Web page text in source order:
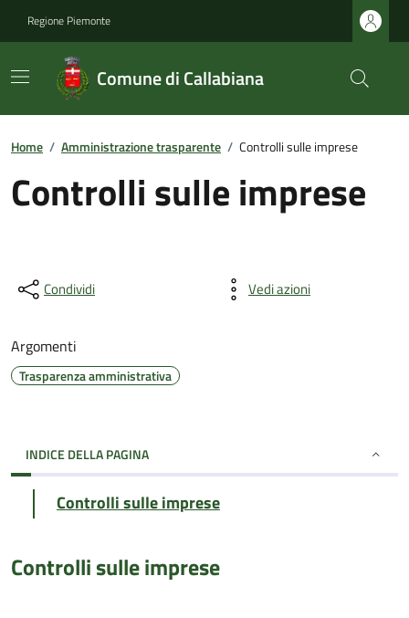
Regione Piemonte
Comune di Callabiana
Home / Amministrazione trasparente / Controlli sulle imprese
Controlli sulle imprese
Condividi Vedi azioni
Argomenti
Trasparenza amministrativa
INDICE DELLA PAGINA
Controlli sulle imprese
Controlli sulle imprese